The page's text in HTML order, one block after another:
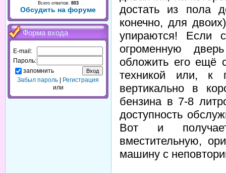
Всего ответов: 803
Обсудить на форуме
Форма входа
E-mail:
Пароль:
запомнить
Забыл пароль
Регистрация
или
достать из пола
конечно, для
упираются! Если
огроменную
обложить его ещё
техникой или, к
вертикально в
бензина в 7-8
доступность
Вот и
вместительную,
машину с